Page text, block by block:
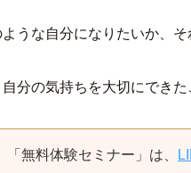
うな自分になりたいか、
分の気持ちを大切にできた
「無料体験セミナー」は、